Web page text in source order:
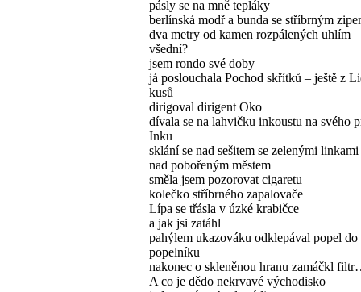
pásly se na mně tepláky
berlínská modř a bunda se stříbrným
dva metry od kamen rozpálených uhlím
všední?
jsem rondo své doby
já poslouchala Pochod skřítků – ještě z
kusů
dirigoval dirigent Oko
dívala se na lahvičku inkoustu na svého
Inku
sklání se nad sešitem se zelenými linkami
nad pobořeným městem
směla jsem pozorovat cigaretu
kolečko stříbrného zapalovače
Lípa se třásla v úzké krabičce
a jak jsi zatáhl
pahýlem ukazováku odklepával popel do
popelníku
nakonec o skleněnou hranu zamáčkl
A co je dědo nekrvavé východisko